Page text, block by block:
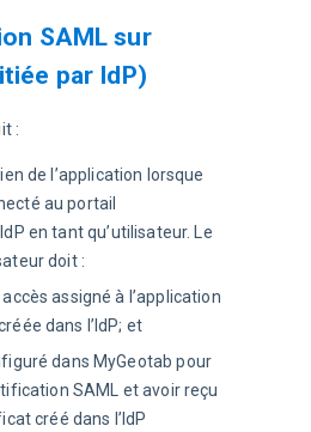
SAML sur
par IdP)
:
de l’application lorsque
au portail
en tant qu’utilisateur. Le
doit :
assigné à l’application
dans l’IdP; et
dans MyGeotab pour
SAML et avoir reçu
créé dans l’IdP